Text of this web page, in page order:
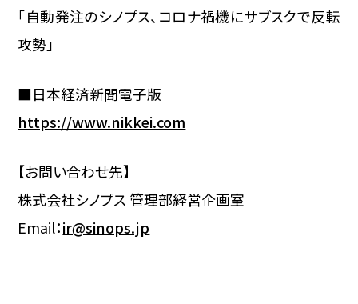
「自動発注のシノプス、コロナ禍機にサブスクで反転
攻勢」
■日本経済新聞電子版
https://www.nikkei.com
【お問い合わせ先】
株式会社シノプス 管理部経営企画室
Email：ir@sinops.jp